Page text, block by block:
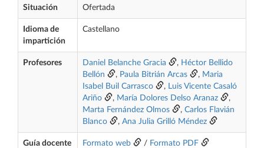
Situación Ofertada
Idioma de
impartición
Castellano
Profesores Daniel Belanche Gracia , Héctor Bellido
Bellón
, Paula Bitrián Arcas , Maria
Isabel Buil Carrasco
, Luis Vicente Casaló
Ariño
, María Dolores Delso Aranaz
,
Marta Fernández Olmos
, Carlos Flavián
Blanco
, Ana Julia Grilló Méndez
Guía docente Formato web / Formato PDF